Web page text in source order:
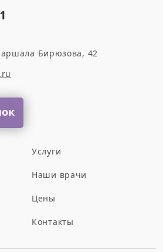
Бирюзова, 42
Услуги
Наши врачи
Цены
Контакты